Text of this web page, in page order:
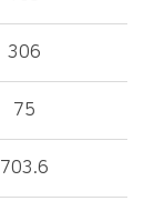
306
75
703.6